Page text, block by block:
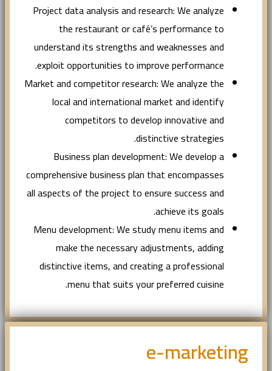
Project data analysis and research: We analyze
the restaurant or café’s performance to
understand its strengths and weaknesses and
exploit opportunities to improve performance.
Market and competitor research: We analyze the
local and international market and identify
competitors to develop innovative and
distinctive strategies.
Business plan development: We develop a
comprehensive business plan that encompasses
all aspects of the project to ensure success and
achieve its goals.
Menu development: We study menu items and
make the necessary adjustments, adding
distinctive items, and creating a professional
menu that suits your preferred cuisine.
e-marketing